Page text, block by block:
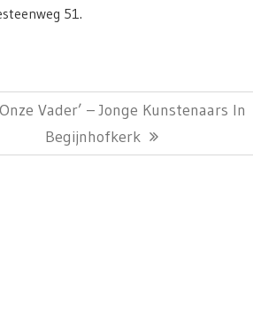
51.
Vader’ – Jonge Kunstenaars In
Begijnhofkerk